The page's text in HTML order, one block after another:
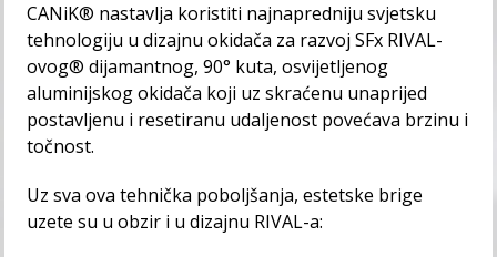
CANiK®️ nastavlja koristiti najnapredniju svjetsku
tehnologiju u dizajnu okidača za razvoj SFx RIVAL-
ovog®️ dijamantnog, 90° kuta, osvijetljenog
aluminijskog okidača koji uz skraćenu unaprijed
postavljenu i resetiranu udaljenost povećava brzinu i
točnost.
Uz sva ova tehnička poboljšanja, estetske brige
uzete su u obzir i u dizajnu RIVAL-a: